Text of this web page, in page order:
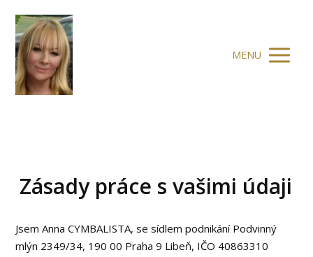
MENU
Zásady práce s vašimi údaji
Jsem Anna CYMBALISTA, se sídlem podnikání Podvinný
mlýn 2349/34, 190 00 Praha 9 Libeň, IČO 40863310